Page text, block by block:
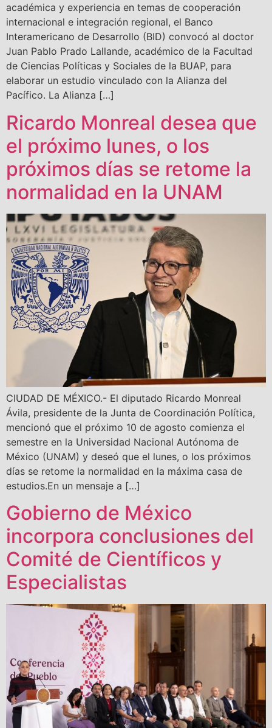
académica y experiencia en temas de cooperación
internacional e integración regional, el Banco
Interamericano de Desarrollo (BID) convocó al doctor
Juan Pablo Prado Lallande, académico de la Facultad
de Ciencias Políticas y Sociales de la BUAP, para
elaborar un estudio vinculado con la Alianza del
Pacífico. La Alianza […]
Ricardo Monreal desea que
el próximo lunes, o los
próximos días se retome la
normalidad en la UNAM
CIUDAD DE MÉXICO.- El diputado Ricardo Monreal
Ávila, presidente de la Junta de Coordinación Política,
mencionó que el próximo 10 de agosto comienza el
semestre en la Universidad Nacional Autónoma de
México (UNAM) y deseó que el lunes, o los próximos
días se retome la normalidad en la máxima casa de
estudios.En un mensaje a […]
Gobierno de México
incorpora conclusiones del
Comité de Científicos y
Especialistas